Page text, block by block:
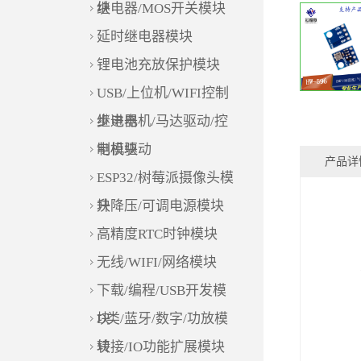
块
继电器/MOS开关模块
延时继电器模块
锂电池充放保护模块
USB/上位机/WIFI控制
继电器
步进电机/马达驱动/控
制模块
电机驱动
ESP32/树莓派摄像头模
块
升降压/可调电源模块
高精度RTC时钟模块
无线/WIFI/网络模块
下载/编程/USB开发模
块
D类/蓝牙/数字/功放模
块
转接/IO功能扩展模块
产品详